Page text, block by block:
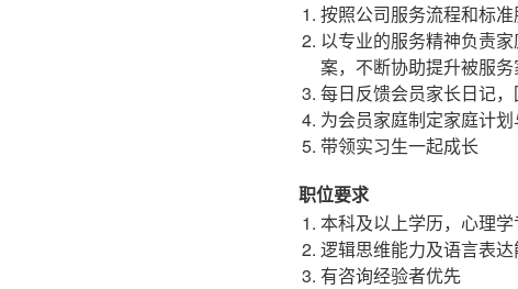
按照公司服务流程和标
以专业的服务精神负责
案，不断协助提升被服
每日反馈会员家长日记
为会员家庭制定家庭计
带领实习生一起成长
职位要求
本科及以上学历，心理学
逻辑思维能力及语言表
有咨询经验者优先